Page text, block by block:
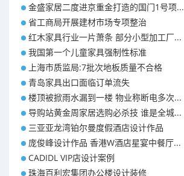
金盛家居二度进京重金打造的国门1号项...
省工商局开展建材市场专项整治
红木家具行业一片萧条 部分小型加工厂...
我国第一个儿童家具强制性标准
上海市质监局:7批次地板质量不合格
青岛家具出口面临订单流失
楼顶被掀雨水漏到一楼 物业称断电多次...
导购站黄金周家居选购必杀技 谁是全城...
三亚亚龙湾铂尔曼度假酒店设计作品
庞俊峰设计作品 香港W酒店星宴中餐厅...
CADIDL VIP店设计案例
珠海百利宏集团办公楼设计装修